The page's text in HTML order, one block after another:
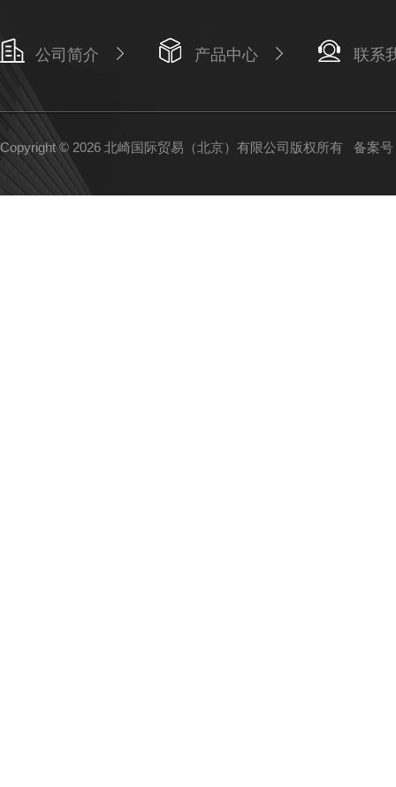
公司简介 产品中心 联系
Copyright © 2026 北崎国际贸易（北京）有限公司版权所有 备案号